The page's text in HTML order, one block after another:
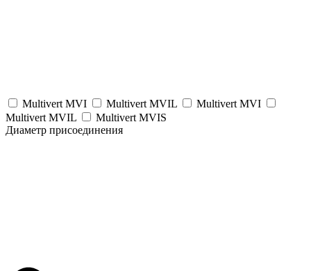
Multivert MVI Multivert MVIL
Multivert MVI
Multivert MVIL
Multivert MVIS
Диаметр присоединения